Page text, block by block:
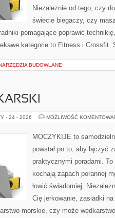
Niezależnie od tego, czy
świecie biegaczy, czy
pomagające poprawić
kategorie to Fitness i
BUDOWLANE
- 24 - 2026 MOŻLIWOŚĆ
MOCZYKIJE to
powstał po to, aby łączyć
praktycznymi poradami.
kochają zapach porannej
łowić świadomiej.
Cię jerkowanie, zasiadki na
morskie, czy może